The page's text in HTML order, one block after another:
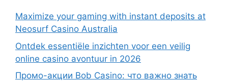
Maximize your gaming with instant deposits at
Neosurf Casino Australia
Ontdek essentiële inzichten voor een veilig
online casino avontuur in 2026
Промо-акции Bob Casino: что важно знать